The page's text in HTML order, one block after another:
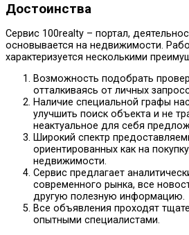
Достоинства
Сервис 100realty – портал,
основывается на недвижимости.
характеризуется несколькими
Возможность подобрать
отталкиваясь от личных
Наличие специальной графы
улучшить поиск объекта и не
неактуальное для себя
Широкий спектр
ориентированных как на
недвижимости.
Сервис предлагает
современного рынка, все
другую полезную информацию.
Все объявления проходят
опытными специалистами.